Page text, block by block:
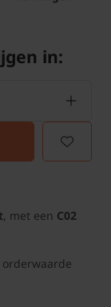
in:
, met een C02